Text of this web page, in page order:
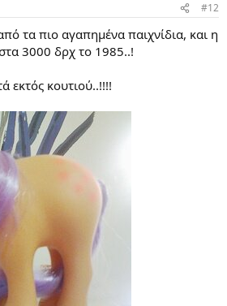
#12
τα πιο αγαπημένα παιχνίδια, και η
3000 δρχ το 1985..!
εκτός κουτιού..!!!!